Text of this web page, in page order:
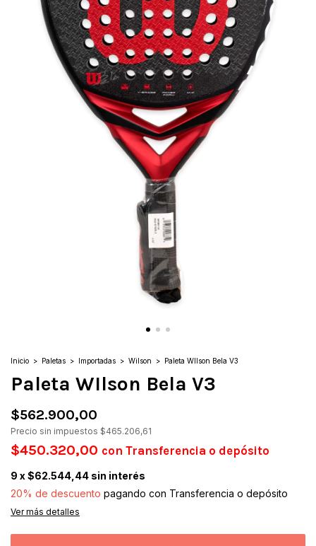
Inicio > Paletas > Importadas > Wilson > Paleta WIlson Bela V3
Paleta WIlson Bela V3
$562.900,00
Precio sin impuestos $465.206,61
$450.320,00 con Transferencia o depósito
9 x$62.544,44 sin interés
20% de descuento pagando con Transferencia o depósito
Ver más detalles